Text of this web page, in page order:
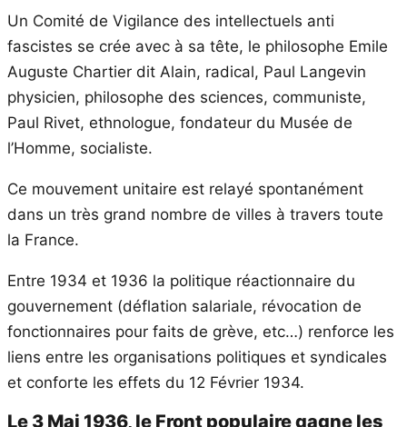
Un Comité de Vigilance des intellectuels anti
fascistes se crée avec à sa tête, le philosophe Emile
Auguste Chartier dit Alain, radical, Paul Langevin
physicien, philosophe des sciences, communiste,
Paul Rivet, ethnologue, fondateur du Musée de
l’Homme, socialiste.
Ce mouvement unitaire est relayé spontanément
dans un très grand nombre de villes à travers toute
la France.
Entre 1934 et 1936 la politique réactionnaire du
gouvernement (déflation salariale, révocation de
fonctionnaires pour faits de grève, etc…) renforce les
liens entre les organisations politiques et syndicales
et conforte les effets du 12 Février 1934.
Le 3 Mai 1936, le Front populaire gagne les